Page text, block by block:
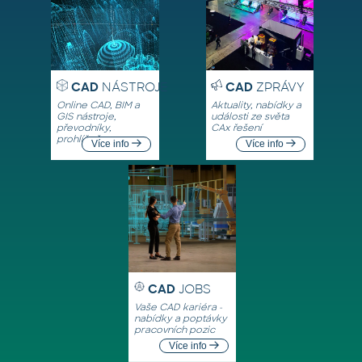
CADNÁSTROJE
Online CAD, BIM a
GIS nástroje,
převodníky,
prohlížečeVíce info
CADZPRÁVY
Aktuality, nabídky a
události ze světa
CAx řešení
Více info
CAD JOBS
Vaše CAD kariéra -
nabídky a poptávky
pracovních pozic
Více info